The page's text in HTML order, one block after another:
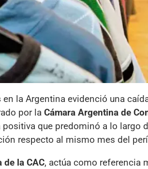
en la Argentina evidenció una
por la Cámara Argentina de
que predominó a lo largo
respecto al mismo mes del
de la CAC, actúa como referencia